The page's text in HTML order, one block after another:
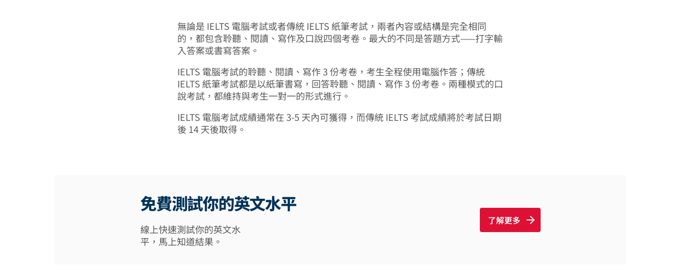
無論是 IELTS 電腦考試或者傳統 IELTS 紙筆考試，兩者內容或結構是完全相同
的，都包含聆聽、閱讀、寫作及口說四個考卷。最大的不同是答題方式——打字輸
入答案或書寫答案。
IELTS 電腦考試的聆聽、閱讀、寫作 3 份考卷，考生全程使用電腦作答；傳統
IELTS 紙筆考試都是以紙筆書寫，回答聆聽、閱讀、寫作 3 份考卷。兩種模式的口
說考試，都維持與考生一對一的形式進行。
IELTS 電腦考試成績通常在 3-5 天內可獲得，而傳統 IELTS 考試成績將於考試日期
後 14 天後取得。
免費測試你的英文水平
線上快速測試你的英文水
平，馬上知道結果。
了解更多